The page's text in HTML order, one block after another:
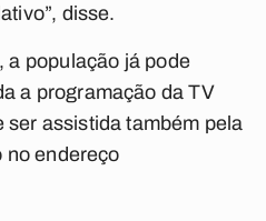
disse.
a população já pode
a programação da TV
ser assistida também pela
no endereço